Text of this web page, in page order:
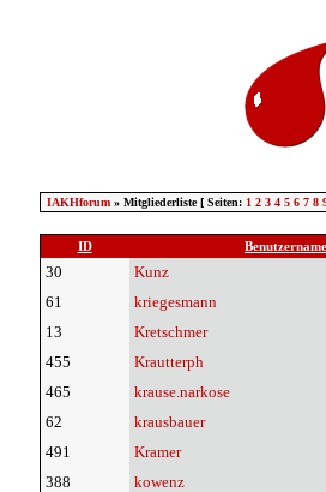
IAKHforum» Mitgliederliste [ Seiten: 1 2 3 4 5 6 7 8
ID Benutzername
30 Kunz
61
kriegesmann
13
Kretschmer
455
Krautterph
465
krause.narkose
62
krausbauer
491
Kramer
388
kowenz